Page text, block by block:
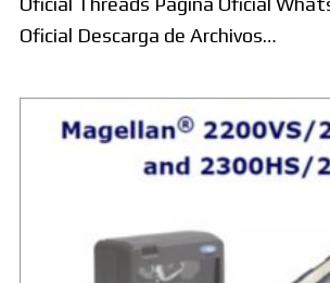
Oficial Descarga de Archivos…